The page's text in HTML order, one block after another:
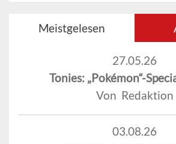
Meistgelesen
27.05.26
Tonies: „Pokémon“-
Von Redaktion
03.08.26